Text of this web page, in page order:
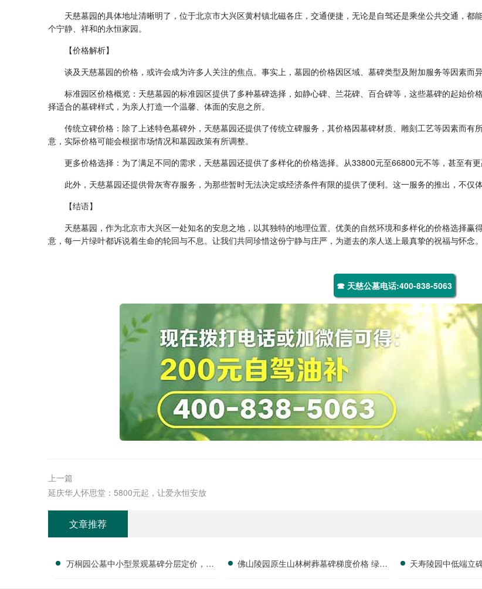
天慈墓园的具体地址清晰明了，位于北京市大兴区黄村镇北磁各庄，交通便捷，无论是自驾还是乘坐公共交通，
个宁静、祥和的永恒家园。
【价格解析】
谈及天慈墓园的价格，或许会成为许多人关注的焦点。事实上，墓园的价格因区域、墓碑类型及附加服务等因素而
标准园区价格概览 ：天慈墓园的标准园区提供了多种墓碑选择，如静心碑、兰花碑、百合碑等，这些墓碑的起始
择适合的墓碑样式，为亲人打造一个温馨、体面的安息之所。
传统立碑价格 ：除了上述特色墓碑外，天慈墓园还提供了传统立碑服务，其价格因墓碑材质、雕刻工艺等因素而
意，实际价格可能会根据市场情况和墓园政策有所调整。
更多价格选择 ：为了满足不同的需求，天慈墓园还提供了多样化的价格选择。从33800元至66800元不等，甚至有
此外，天慈墓园还提供骨灰寄存服务，为那些暂时无法决定或经济条件有限的提供了便利。这一服务的推出，不仅
【结语】
天慈墓园，作为北京市大兴区一处知名的安息之地，以其独特的地理位置、优美的自然环境和多样化的价格选择
意，每一片绿叶都诉说着生命的轮回与不息。让我们共同珍惜这份宁静与庄严，为逝去的亲人送上最真挚的祝福与怀念。
☎ 天慈公墓电话:400-838-5063
上一篇
延庆华人怀思堂：5800元起，让爱永恒安放
文章推荐
万桐园公墓中小型景观墓碑分层定价，同
佛山陵园原生山林树葬墓碑梯度价格 绿植
天寿陵园中低端立